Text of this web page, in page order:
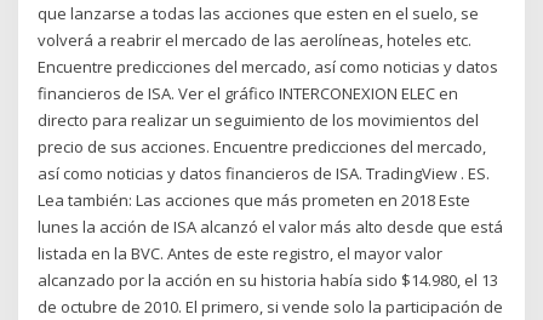
que lanzarse a todas las acciones que esten en el suelo, se
volverá a reabrir el mercado de las aerolíneas, hoteles etc.
Encuentre predicciones del mercado, así como noticias y datos
financieros de ISA. Ver el gráfico INTERCONEXION ELEC en
directo para realizar un seguimiento de los movimientos del
precio de sus acciones. Encuentre predicciones del mercado,
así como noticias y datos financieros de ISA. TradingView . ES.
Lea también: Las acciones que más prometen en 2018 Este
lunes la acción de ISA alcanzó el valor más alto desde que está
listada en la BVC. Antes de este registro, el mayor valor
alcanzado por la acción en su historia había sido $14.980, el 13
de octubre de 2010. El primero, si vende solo la participación de